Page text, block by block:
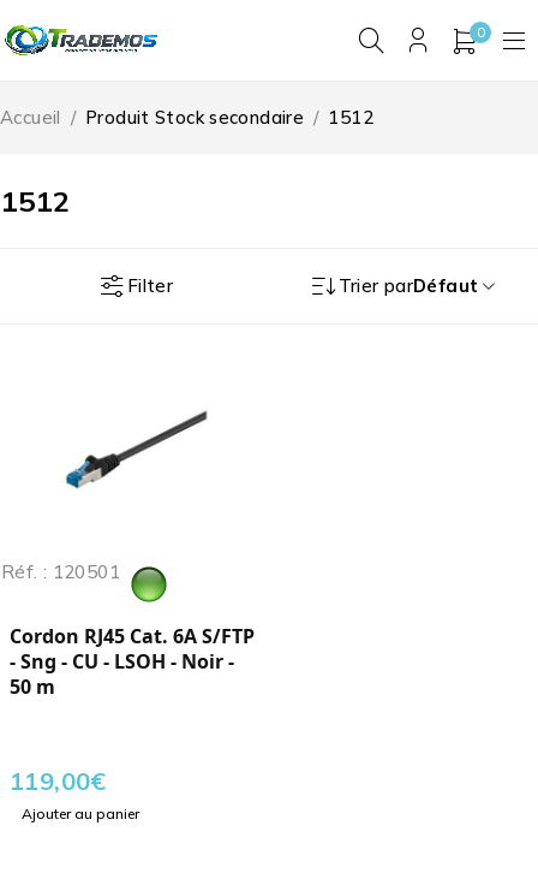
0
1512
Accueil / Produit Stock secondaire / 1512
Filter Trier parDéfaut
Réf. : 120501
Cordon RJ45 Cat. 6A S/FTP
- Sng - CU - LSOH - Noir -
50 m
119,00€
Ajouter au panier